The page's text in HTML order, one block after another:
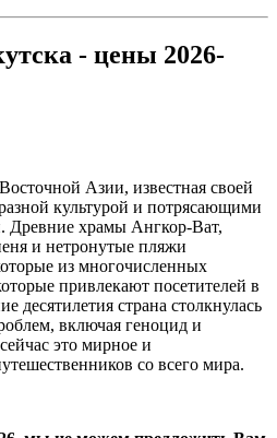
- цены 2026-
Азии, известная своей
культурой и потрясающими
храмы Ангкор-Ват,
и нетронутые пляжи
из многочисленных
привлекают посетителей в
десятилетия страна столкнулась
включая геноцид и
это мирное и
со всего мира.